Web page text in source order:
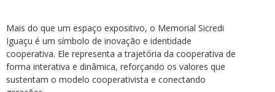
Mais do que um espaço expositivo, o Memorial Sicredi
Iguaçu é um símbolo de inovação e identidade
cooperativa. Ele representa a trajetória da cooperativa de
forma interativa e dinâmica, reforçando os valores que
sustentam o modelo cooperativista e conectando